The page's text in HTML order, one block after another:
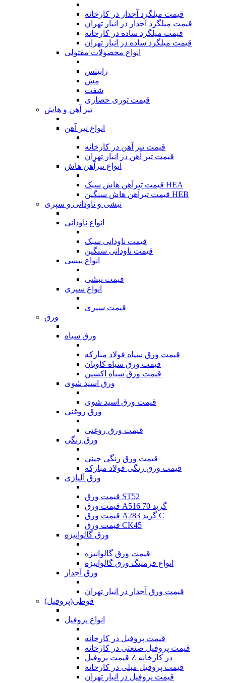
قیمت میلگرد آجدار در کارخانه
قیمت میلگرد آجدار در انبار تهران
قیمت میلگرد ساده در کارخانه
قیمت میلگرد ساده در انبار تهران
انواع محصولات مفتولی
رابیتس
مش
شفت
قیمت توری حصاری
تیر آهن و هاش
انواع تیر آهن
قیمت تیر آهن در کارخانه
قیمت تیر آهن در انبار تهران
انواع تیرآهن هاش
قیمت تیرآهن هاش سبک HEA
قیمت تیرآهن هاش سنگین HEB
نبشی و ناودانی و سپری
انواع ناودانی
قیمت ناودانی سبک
قیمت ناودانی سنگین
انواع نبشی
قیمت نبشی
انواع سپری
قیمت سپری
ورق
ورق سیاه
قیمت ورق سیاه فولاد مبارکه
قیمت ورق سیاه کاویان
قیمت ورق سیاه اکسین
ورق اسید شوی
قیمت ورق اسید شوی
ورق روغنی
قیمت ورق روغنی
ورق رنگی
قیمت ورق رنگی چینی
قیمت ورق رنگی فولاد مبارکه
ورق آلیاژی
قیمت ورق ST52
قیمت ورق A516 گرید 70
قیمت ورق A283 گرید C
قیمت ورق CK45
ورق گالوانیزه
قیمت ورق گالوانیزه
انواع فرمینگ ورق گالوانیزه
ورق آجدار
قیمت ورق آجدار در انبار تهران
قوطی(پروفیل)
انواع پروفیل
قیمت پروفیل در کارخانه
قیمت پروفیل صنعتی در کارخانه
قیمت پروفیل Z در کارخانه
قیمت پروفیل مبلی در کارخانه
قیمت پروفیل در انبار تهران